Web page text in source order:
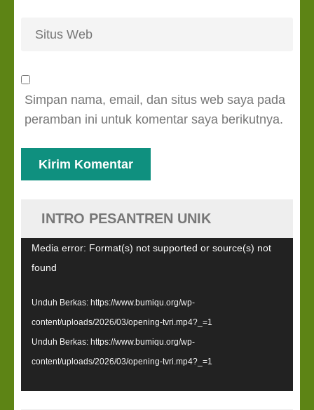
Simpan nama, email, dan situs web saya pada
peramban ini untuk komentar saya berikutnya.
INTRO PESANTREN UNIK
Pemutar
Video
Media error: Format(s) not supported or source(s) not
found
Unduh Berkas: https://www.bumiqu.org/wp-
content/uploads/2026/03/opening-tvri.mp4?_=1
Unduh Berkas: https://www.bumiqu.org/wp-
content/uploads/2026/03/opening-tvri.mp4?_=1